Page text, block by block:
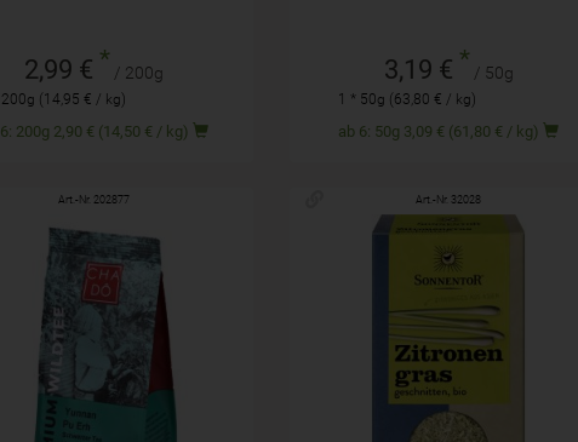
2,99 € * / 200g
(14,95 € / kg)
ab 6: 200g 2,90 € (14,50 € / kg)
3,19 € * / 50g
1 * 50g (63,80 € / kg)
ab 6: 50g 3,09 € (61,80 € / kg)
Art.-Nr. 202877
75g
7,49
Art.-Nr. 32028
25g
2,69